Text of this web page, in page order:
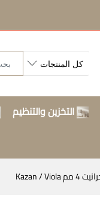
التخزين والتنظيم